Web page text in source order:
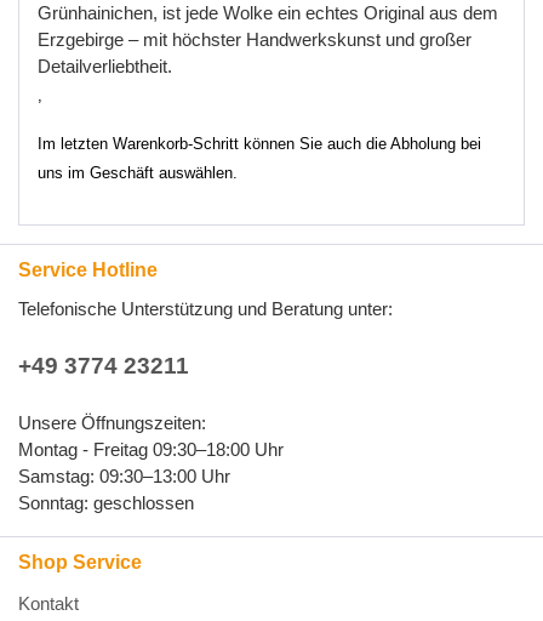
Grünhainichen, ist jede Wolke ein echtes Original aus dem
Erzgebirge – mit höchster Handwerkskunst und großer
Detailverliebtheit.
Im letzten Warenkorb-Schritt können Sie auch die Abholung bei
uns im Geschäft auswählen.
Service Hotline
Telefonische Unterstützung und Beratung unter:
+49 3774 23211
Unsere Öffnungszeiten:
Montag - Freitag 09:30–18:00 Uhr
Samstag: 09:30–13:00 Uhr
Sonntag: geschlossen
Shop Service
Kontakt